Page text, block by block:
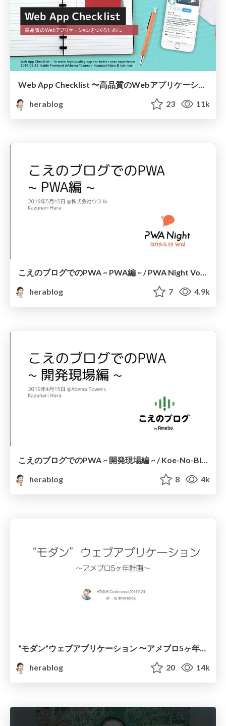
herablog
23 11k
こえのブログでのPWA ~ PWA編 ~ / PWA Night Vol.4
herablog
7 4.9k
こえのブログでのPWA ~ 開発現場編 ~ / Koe-No-Blog PWA
herablog
8 4k
herablog
20 14k